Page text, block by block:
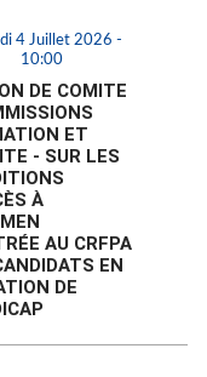
4 Juillet 2026 -
10:00
DE COMITE
ET
- SUR LES
À
AU CRFPA
EN
DE